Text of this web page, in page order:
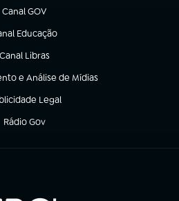
Canal GOV
(abre em nova aba)
Educação
em nova aba)
Canal Libras
(abre em nova aba)
e Análise de Mídias
aba)
Legal
em nova aba)
Rádio Gov
(abre em nova aba)